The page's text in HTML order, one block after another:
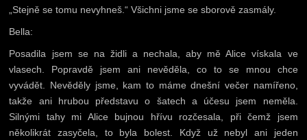
„Stejně se tomu nevyhneš.“ Všichni jsme se sborově zasmály.
Bella:
Posadila jsem se na židli a nechala, aby mě Alice vískala ve
vlasech. Popravdě jsem ani nevěděla, co to se mnou chce
vyvádět. Nevěděly jsme, kam to máme dnešní večer namířeno,
takže ani hrubou představu o šatech a účesu jsem neměla.
Silnými tahy mi Alice bujnou hřívu rozčesala, při čemž jsem
několikrát zasyčela, to byla bolest. Když už nebyl ani jeden